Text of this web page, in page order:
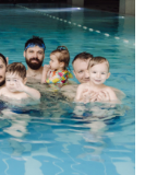
wspólnie i